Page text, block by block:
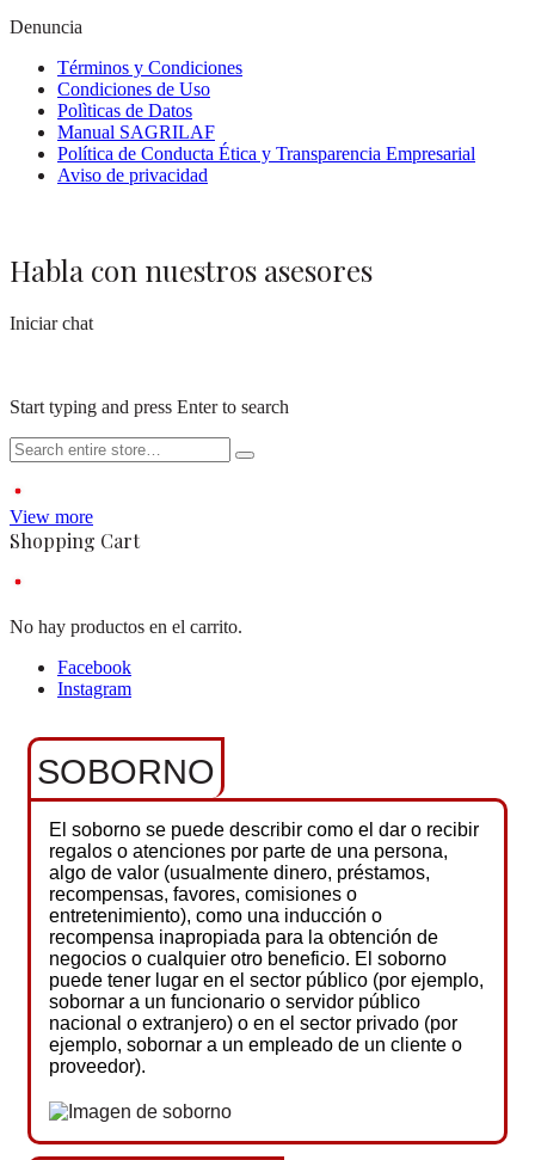
Denuncia
Términos y Condiciones
Condiciones de Uso
Polìticas de Datos
Manual SAGRILAF
Política de Conducta Ética y Transparencia Empresarial
Aviso de privacidad
Habla con nuestros asesores
Iniciar chat
Start typing and press Enter to search
View more
Shopping Cart
No hay productos en el carrito.
Facebook
Instagram
SOBORNO
El soborno se puede describir como el dar o recibir
regalos o atenciones por parte de una persona,
algo de valor (usualmente dinero, préstamos,
recompensas, favores, comisiones o
entretenimiento), como una inducción o
recompensa inapropiada para la obtención de
negocios o cualquier otro beneficio. El soborno
puede tener lugar en el sector público (por ejemplo,
sobornar a un funcionario o servidor público
nacional o extranjero) o en el sector privado (por
ejemplo, sobornar a un empleado de un cliente o
proveedor).